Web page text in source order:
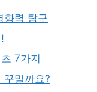
향력 탐구
7가지
꾸밀까요?